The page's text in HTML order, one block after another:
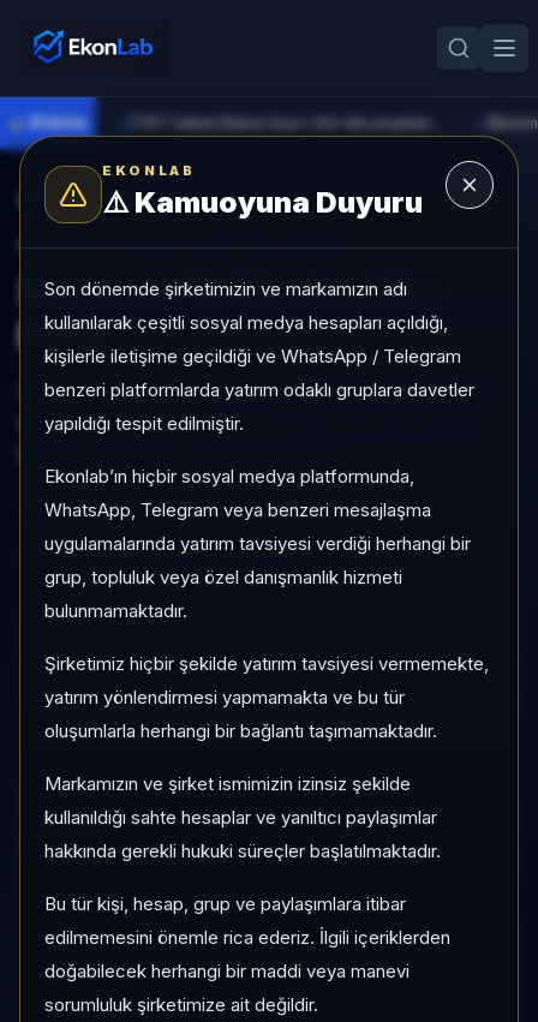
EKONLAB
⚠️Kamuoyuna Duyuru
Son dönemde şirketimizin ve markamızın adı
kullanılarak çeşitli sosyal medya hesapları açıldığı,
kişilerle iletişime geçildiği ve WhatsApp / Telegram
benzeri platformlarda yatırım odaklı gruplara davetler
yapıldığı tespit edilmiştir.
Ekonlab’ın hiçbir sosyal medya platformunda,
WhatsApp, Telegram veya benzeri mesajlaşma
uygulamalarında yatırım tavsiyesi verdiği herhangi bir
grup, topluluk veya özel danışmanlık hizmeti
bulunmamaktadır.
Şirketimiz hiçbir şekilde yatırım tavsiyesi vermemekte,
yatırım yönlendirmesi yapmamakta ve bu tür
oluşumlarla herhangi bir bağlantı taşımamaktadır.
Markamızın ve şirket ismimizin izinsiz şekilde
kullanıldığı sahte hesaplar ve yanıltıcı paylaşımlar
hakkında gerekli hukuki süreçler başlatılmaktadır.
Bu tür kişi, hesap, grup ve paylaşımlara itibar
edilmemesini önemle rica ederiz. İlgili içeriklerden
doğabilecek herhangi bir maddi veya manevi
sorumluluk şirketimize ait değildir.
● PİYASA
AI Kripto Radar/FIUSD
SUNUCU TARAFI KRIPTO GIRIŞI
Sygnum FIUSD Liquidity
Fund
Sygnum FIUSD Liquidity Fund, Stablecoin grubunda,
düşük risk profiliyle, NÖTR sinyaliyle kripto analizi
FIUSD FIUSD/TRY Kategori:Stablecoin
Risk:Düşük Son fiyat:569.367,0000
—
3 Ay:—
KATEGORI KONUMU
49/51
Momentum bazlı kategori içi sıra
PIYASA DEĞERI SIRASI
#427
Global market cap sıralaması